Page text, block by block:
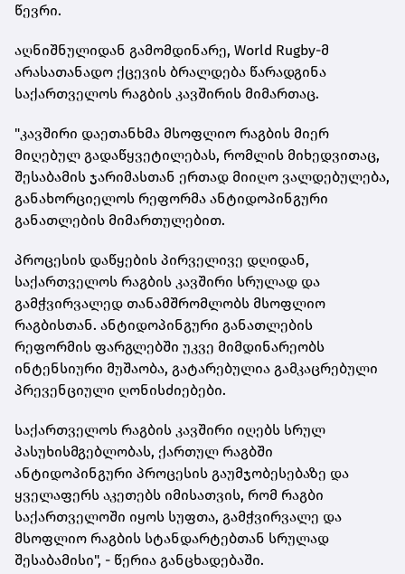
წევრი.
აღნიშნულიდან გამომდინარე, World Rugby-მ
არასათანადო ქცევის ბრალდება წარადგინა
საქართველოს რაგბის კავშირის მიმართაც.
"კავშირი დაეთანხმა მსოფლიო რაგბის მიერ
მიღებულ გადაწყვეტილებას, რომლის მიხედვითაც,
შესაბამის ჯარიმასთან ერთად მიიღო ვალდებულება,
განახორციელოს რეფორმა ანტიდოპინგური
განათლების მიმართულებით.
პროცესის დაწყების პირველივე დღიდან,
საქართველოს რაგბის კავშირი სრულად და
გამჭვირვალედ თანამშრომლობს მსოფლიო
რაგბისთან. ანტიდოპინგური განათლების
რეფორმის ფარგლებში უკვე მიმდინარეობს
ინტენსიური მუშაობა, გატარებულია გამკაცრებული
პრევენციული ღონისძიებები.
საქართველოს რაგბის კავშირი იღებს სრულ
პასუხისმგებლობას, ქართულ რაგბში
ანტიდოპინგური პროცესის გაუმჯობესებაზე და
ყველაფერს აკეთებს იმისათვის, რომ რაგბი
საქართველოში იყოს სუფთა, გამჭვირვალე და
მსოფლიო რაგბის სტანდარტებთან სრულად
შესაბამისი", - წერია განცხადებაში.